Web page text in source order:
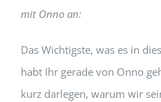
mit Onno an:
Das Wichtigste, was es in
habt Ihr gerade von Onno
kurz darlegen, warum wir